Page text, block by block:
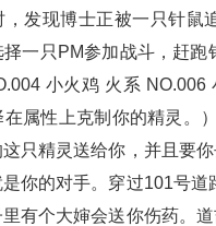
，发现博士正被一只针鼠
择一只PM参加战斗，赶跑
小火鸡 火系 NO.006
在属性上克制你的精灵。
只精灵送给你，并且要
你的对手。穿过101号道
有个大婶会送你伤药。